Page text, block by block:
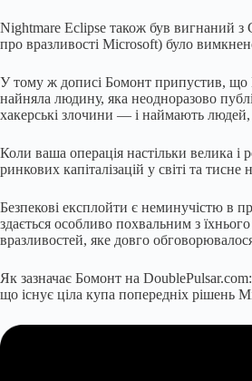
Nightmare Eclipse також був вигнаний з
про вразливості Microsoft) було
У тому ж дописі Бомонт припустив, що
найняла людину, яка неодноразово
хакерські злочини — і наймають людей,
Коли ваша операція настільки велика
ринкових капіталізацій у світі та
Безпекові експлойти є неминучістю в
здається особливо похвальним з
вразливостей, яке довго
Як зазначає Бомонт на
що існує ціла купа попередніх рішень